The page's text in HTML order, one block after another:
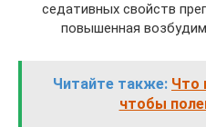
седативных свойств
повышенная
Читайте также: Что
чтобы